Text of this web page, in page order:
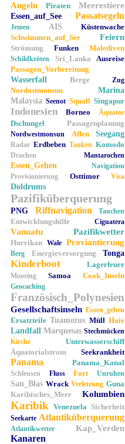
Angeln Piraten Meerestiere
Essen_auf_See Passatsegeln
Jemen AIS
Küstenwache
Schwimmen_auf_See
Feiern
Strömung Funken Malediven
Schildkröten Sri_Lanka
Ausreise
Passagen_Vorbereitung
Wasserfall
Berge Zug
Nordostmonsun
Marina
Malaysia Seenot Squall Singapur
Indonesien Borneo Äquator
Dschungel Passagenplanung
Nordwestmonsun Affen Seegang
Radar Erdbeben Tanken Komodo
Drachen Mantarochen
Essen_Gehen
Navigation
Provisionierung
Osttimor Visa
Doldrums
Pazifiküberquerung
PNG Riffnavigation Tauchen
Entwicklungshilfe Ciguatera
Vanuatu Pazifikwetter
Hurrikan Wale Proviantierung
Berg Energieversorgung Tonga
Kinderboot Lagerfeuer
Mooring Samoa Cook_Inseln
Geocaching
Französisch_Polynesien
Gesellschaftsinseln Essen_gehen
Ersatzteile Tuamotus Müll Haie
Landfall Marquesas Stechmücken
Kirche
Unterwasserschiff
Äquatorialstrom
Seekrankheit
Panama Panama_Kanal
Schleusen Fluss Fort Unruhen
San_Blas Wrack Verletzung Guna
Karibisches_Meer
Kolumbien
Karibik Venezuela Sicherheit
Seekarte Atlantiküberquerung
Atlantikwetter Kap_Verden
Kanaren